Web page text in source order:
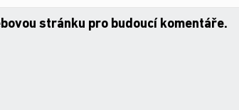
stránku pro budoucí komentáře.